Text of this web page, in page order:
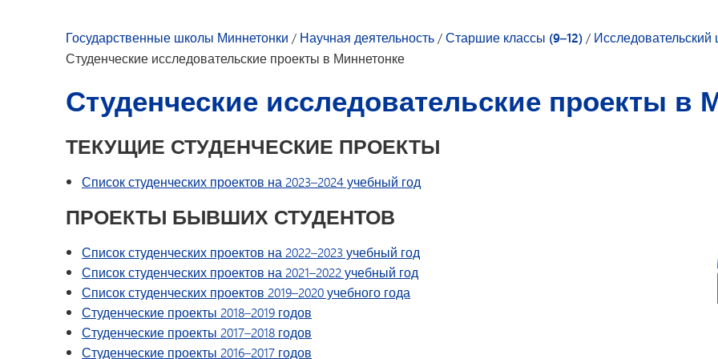
Досуг для молодежи
Тестирование и оценка
Транспорт
Государственные школы Миннетонки / Научная деятельность/Старшие классы (9–12)/
Студенческие исследовательские проекты в Миннетонке
Студенческие исследовательские проекты в
ТЕКУЩИЕ СТУДЕНЧЕСКИЕ ПРОЕКТЫ
Список студенческих проектов на 2023–2024 учебный год
ПРОЕКТЫ БЫВШИХ СТУДЕНТОВ
Список студенческих проектов на 2022–2023 учебный год
Список студенческих проектов на 2021–2022 учебный год
Список студенческих проектов 2019–2020 учебного года
Студенческие проекты 2018–2019 годов
Студенческие проекты 2017–2018 годов
Студенческие проекты 2016–2017 годов